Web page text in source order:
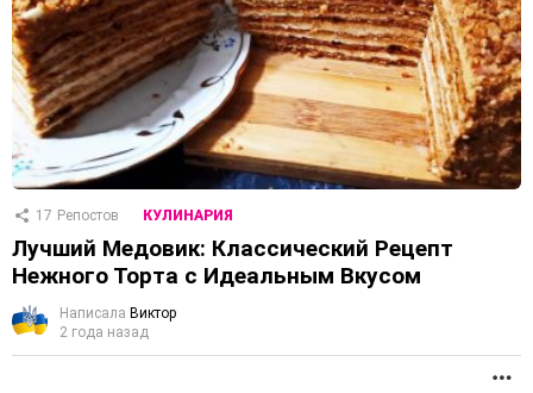
17 Репостов КУЛИНАРИЯ
Лучший Медовик: Классический Рецепт
Нежного Торта с Идеальным Вкусом
Написала Виктор
2 года назад